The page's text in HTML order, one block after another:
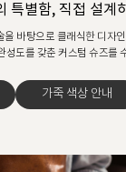
특별함, 직접 설계
을 바탕으로 클래식한 디자
성도를 갖춘 커스텀 슈즈를
가죽 색상 안내